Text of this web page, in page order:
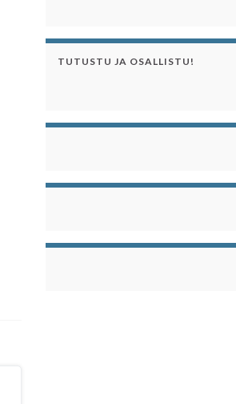
TUTUSTU JA OSALLISTU!